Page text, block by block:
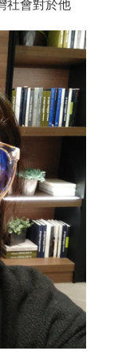
社會對於他